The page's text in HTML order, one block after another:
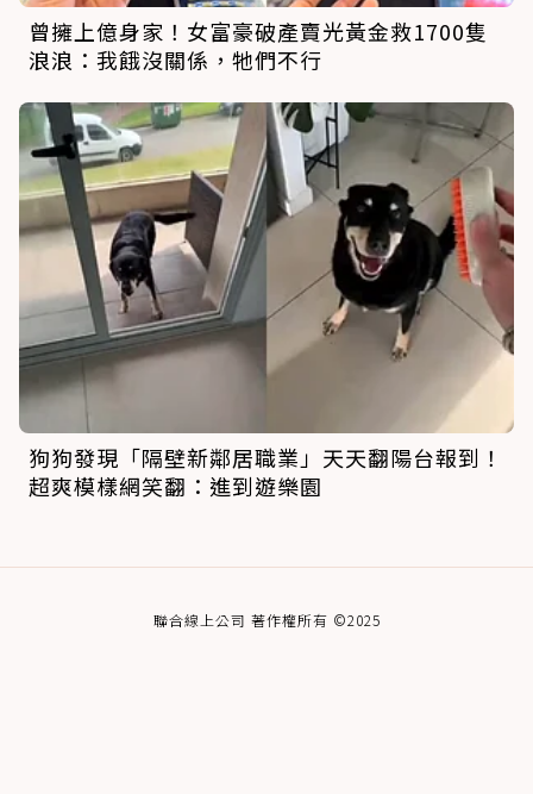
曾擁上億身家！女富豪破產賣光黃金救1700隻
浪浪：我餓沒關係，牠們不行
狗狗發現「隔壁新鄰居職業」天天翻陽台報到！
超爽模樣網笑翻：進到遊樂園
聯合線上公司 著作權所有 ©2025